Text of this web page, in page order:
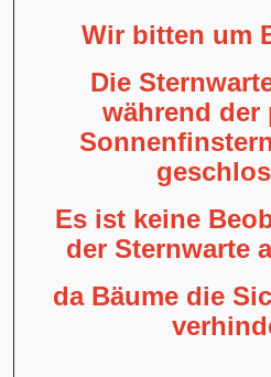
Wir bitten um
Die
während der
Es ist keine
der Sternwarte
da Bäume die